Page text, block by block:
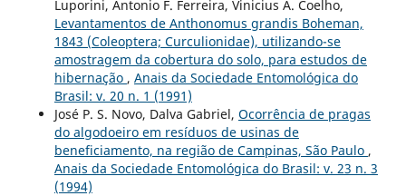
Luporini, Antonio F. Ferreira, Vinicius A. Coelho,
Levantamentos de Anthonomus grandis Boheman,
1843 (Coleoptera; Curculionidae), utilizando-se
amostragem da cobertura do solo, para estudos de
hibernação , Anais da Sociedade Entomológica do
Brasil: v. 20 n. 1 (1991)
José P. S. Novo, Dalva Gabriel, Ocorrência de pragas
do algodoeiro em resíduos de usinas de
beneficiamento, na região de Campinas, São Paulo ,
Anais da Sociedade Entomológica do Brasil: v. 23 n. 3
(1994)